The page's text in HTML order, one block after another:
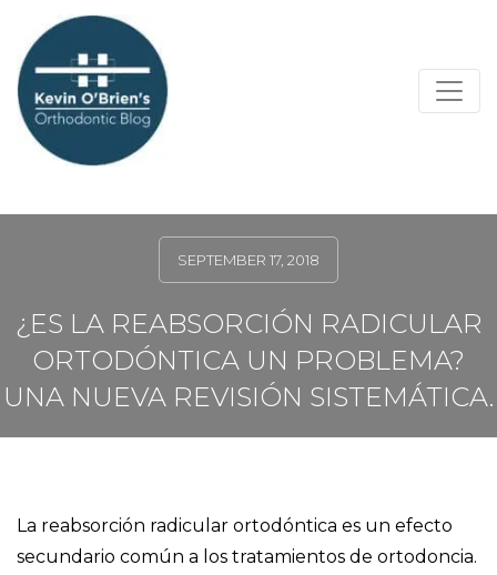
SEPTEMBER 17, 2018
¿ES LA REABSORCIÓN RADICULAR
ORTODÓNTICA UN PROBLEMA?
UNA NUEVA REVISIÓN SISTEMÁTICA.
La reabsorción radicular ortodóntica es un efecto
secundario común a los tratamientos de ortodoncia.